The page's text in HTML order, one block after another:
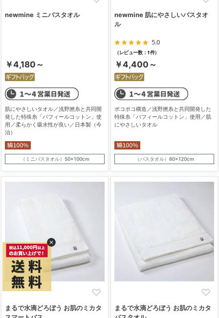
newmine ミニバスタオル
￥4,180～
肌にやさしいタオル／浅野撚糸と共同開
発した特殊糸「パフィールコットン」使
用／柔らかく吸水性が良い／日本製（今
治）
（ミニバスタオル）50×100cm
newmine 肌にやさしいバスタオ
ル
5.0
（レビュー数：1件）
￥4,400～
ポコポコ構造／浅野撚糸と共同開発した
特殊糸「パフィールコットン」使用／肌
にやさしいタオル
（バスタオル）60×120cm
まるで水滴どろぼう お肌のミカタ
まるで水滴どろぼう お肌のミカタ